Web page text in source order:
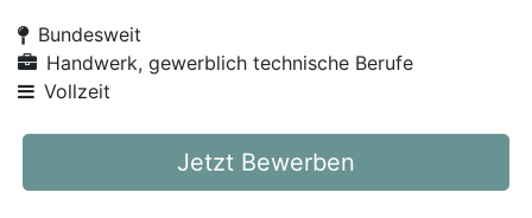
Bundesweit
Handwerk, gewerblich technische Berufe
Vollzeit
Jetzt Bewerben